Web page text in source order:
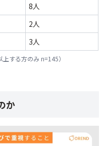
8人
2人
3人
する方のみ n=145）
か